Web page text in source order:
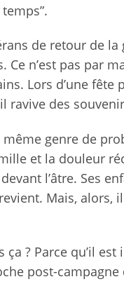
de retour de
Ce n’est pas par
Lors d’une
ravive des
genre de
et la douleur
l’âtre. Ses
Mais,
ça ? Parce qu’il
post-campagne